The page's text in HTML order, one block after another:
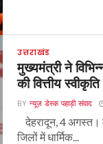
उत्तराखंड
मुख्यमंत्री ने
की वित्तीय
BYन्यूज़ डेस्क पहाड़ी संवाद
देहरादून, 4 अगस्त।
जिलों में धार्मिक...